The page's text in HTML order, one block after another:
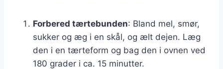
Forbered tærtebunden: Bland mel, smør,
sukker og æg i en skål, og ælt dejen. Læg
den i en tærteform og bag den i ovnen ved
180 grader i ca. 15 minutter.